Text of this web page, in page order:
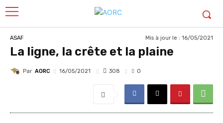
ASAF Mis à jour le : 16/05/2021
La ligne, la crête et la plaine
Par AORC 16/05/2021 308 0